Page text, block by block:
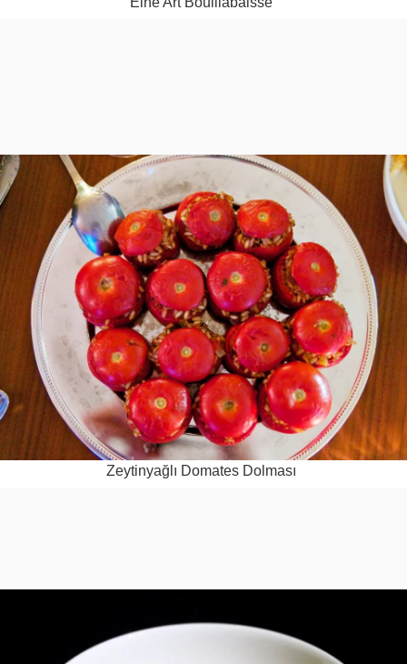
Zey­ti­nyağlı Doma­tes Dolması